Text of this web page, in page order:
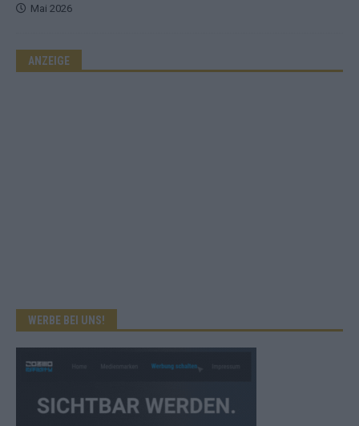
Mai 2026
ANZEIGE
WERBE BEI UNS!